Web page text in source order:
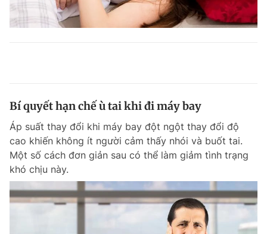
Bí quyết hạn chế ù tai khi đi máy bay
Áp suất thay đổi khi máy bay đột ngột thay đổi độ
cao khiến không ít người cảm thấy nhói và buốt tai.
Một số cách đơn giản sau có thể làm giảm tình trạng
khó chịu này.